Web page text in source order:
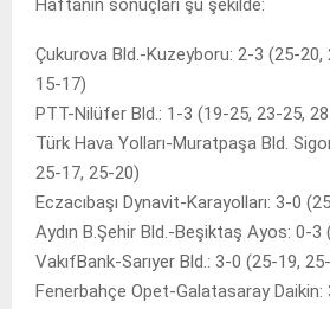
Haftanın sonuçları şu şekilde:
Çukurova Bld.-Kuzeyboru: 2-3 (25-20,
15-17)
PTT-Nilüfer Bld.: 1-3 (19-25, 23-25,
Türk Hava Yolları-Muratpaşa Bld.
25-17, 25-20)
Eczacıbaşı Dynavit-Karayolları: 3-0
Aydın B.Şehir Bld.-Beşiktaş Ayos: 0-
VakıfBank-Sarıyer Bld.: 3-0 (25-19,
Fenerbahçe Opet-Galatasaray Daikin: